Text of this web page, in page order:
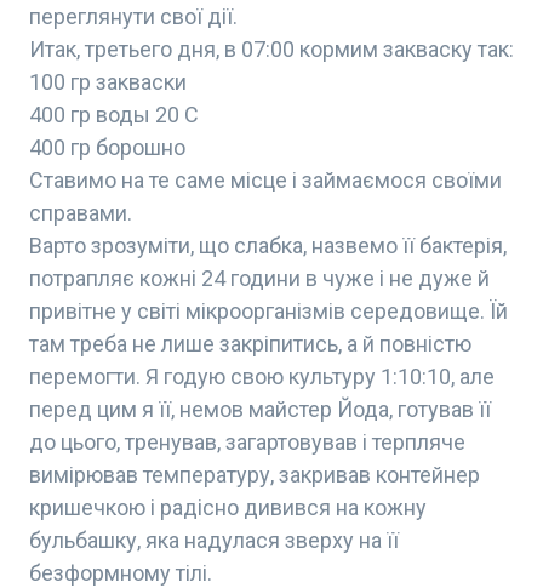
переглянути свої дії.
Итак, третьего дня, в 07:00 кормим закваску так:
100 гр закваски
400 гр воды 20 С
400 гр борошно
Ставимо на те саме місце і займаємося своїми
справами.
Варто зрозуміти, що слабка, назвемо її бактерія,
потрапляє кожні 24 години в чуже і не дуже й
привітне у світі мікроорганізмів середовище. Їй
там треба не лише закріпитись, а й повністю
перемогти. Я годую свою культуру 1:10:10, але
перед цим я її, немов майстер Йода, готував її
до цього, тренував, загартовував і терпляче
вимірював температуру, закривав контейнер
кришечкою і радісно дивився на кожну
бульбашку, яка надулася зверху на її
безформному тілі.